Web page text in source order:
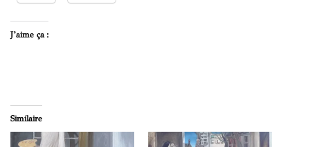
J’aime ça :
Similaire